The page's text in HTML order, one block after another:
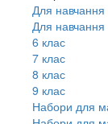
Для навчання
Для навчання
6 клас
7 клас
8 клас
9 клас
Набори для